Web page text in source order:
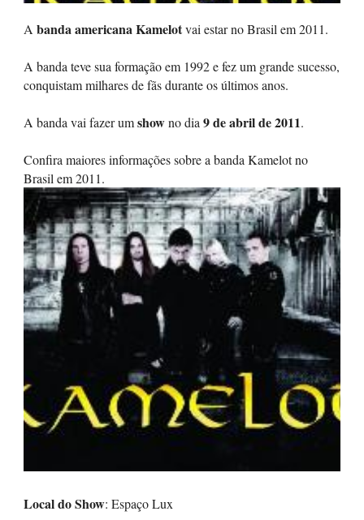
A banda americana Kamelotvai estar no Brasil em 2011.
A banda teve sua formação em 1992 e fez um grande sucesso,
conquistam milhares de fãs durante os últimos anos.
A banda vai fazer umshowno dia 9 de abril de 2011.
Confira maiores informações sobre a banda Kamelot no
Brasil em 2011.
Local do Show: Espaço Lux